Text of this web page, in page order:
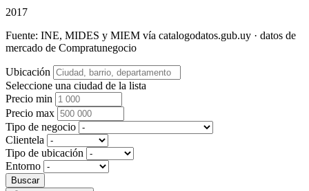
2017
Fuente: INE, MIDES y MIEM vía catalogodatos.gub.uy · datos de
mercado de Compratunegocio
Ubicación
Seleccione una ciudad de la lista
Precio min
Precio max
Tipo de negocio
Clientela
Tipo de ubicación
Entorno